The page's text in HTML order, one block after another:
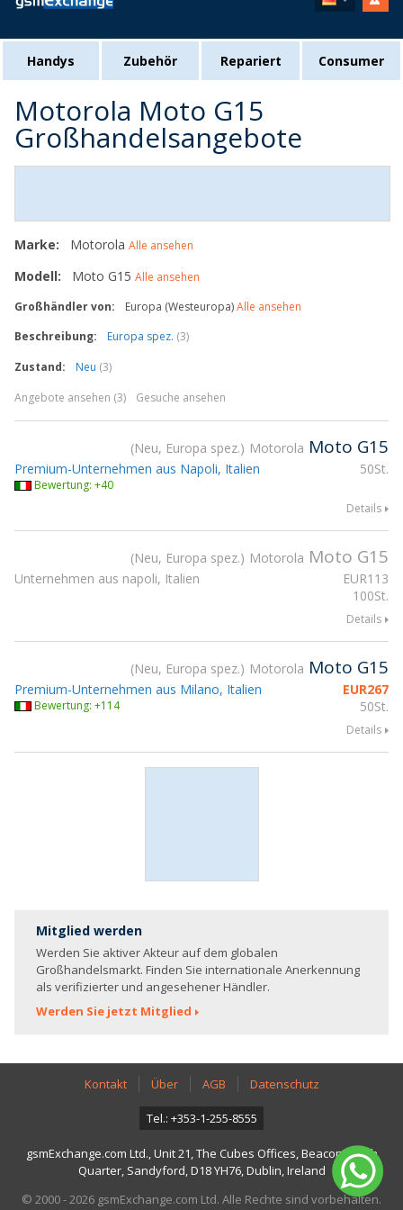
Handys Zubehör Repariert Consumer
Motorola Moto G15
Großhandelsangebote
Marke: Motorola Alle ansehen
Modell: Moto G15 Alle ansehen
Großhändler von:
Europa (Westeuropa)Alle ansehen
Beschreibung:
Europa spez. (3)
Zustand:
Neu (3)
Angebote ansehen (3)
Gesuche ansehen
Neu, Europa spez. Motorola Moto G15
50St.
Premium-Unternehmen aus Napoli, Italien
Bewertung: +40
Details
Neu, Europa spez. Motorola Moto G15
EUR113
100St.
Unternehmen aus napoli, Italien
Details
Neu, Europa spez. Motorola Moto G15
EUR267
50St.
Premium-Unternehmen aus Milano, Italien
Bewertung: +114
Details
Mitglied werden
Werden Sie aktiver Akteur auf dem globalen
Großhandelsmarkt. Finden Sie internationale Anerkennung
als verifizierter und angesehener Händler.
Werden Sie jetzt Mitglied
Kontakt Über AGB Datenschutz
Tel.: +353-1-255-8555
gsmExchange.com Ltd., Unit 21, The Cubes Offices, Beacon South
Quarter, Sandyford, D18 YH76, Dublin, Ireland
© 2000 - 2026 gsmExchange.com Ltd. Alle Rechte sind vorbehalten.